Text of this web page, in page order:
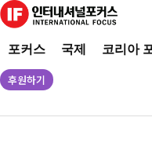
포커스 국제 코리아
후원하기